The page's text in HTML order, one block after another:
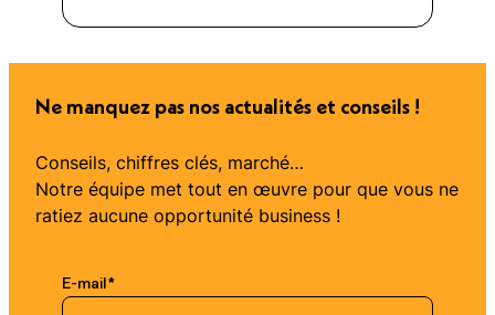
Ne manquez pas nos actualités et conseils !
Conseils, chiffres clés, marché…
Notre équipe met tout en œuvre pour que vous ne
ratiez aucune opportunité business !
E-mail *